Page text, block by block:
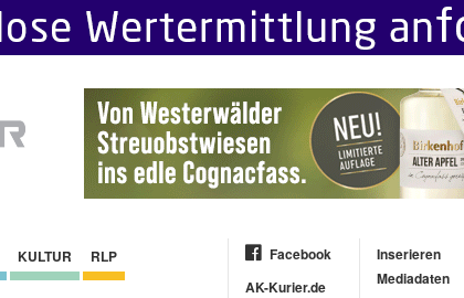
KULTUR RLP
Facebook
AK-Kurier.de
Inserieren
Mediadaten